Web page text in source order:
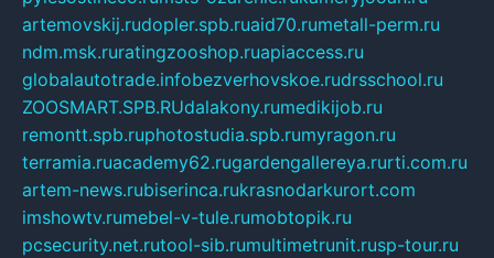
artemovskij.rudopler.spb.ruaid70.rumetall-perm.ru
ndm.msk.ruratingzooshop.ruapiaccess.ru
globalautotrade.infobezverhovskoe.rudrsschool.ru
ZOOSMART.SPB.RUdalakony.rumedikijob.ru
remontt.spb.ruphotostudia.spb.rumyragon.ru
terramia.ruacademy62.rugardengallereya.rurti.com.ru
artem-news.rubiserinca.rukrasnodarkurort.com
imshowtv.rumebel-v-tule.rumobtopik.ru
pcsecurity.net.rutool-sib.rumultimetrunit.rusp-tour.ru